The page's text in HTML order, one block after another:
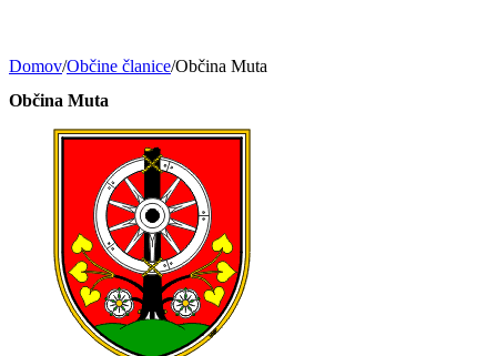
Domov/Občine članice/Občina Muta
Občina Muta